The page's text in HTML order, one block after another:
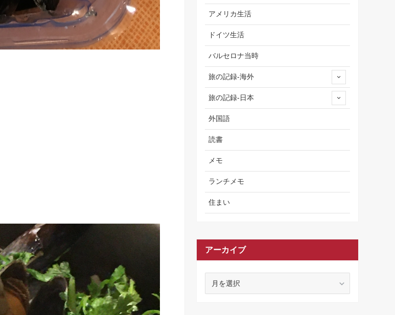
アメリカ生活
ドイツ生活
バルセロナ当時
旅の記録-海外
旅の記録-日本
外国語
読書
メモ
ランチメモ
住まい
アーカイブ